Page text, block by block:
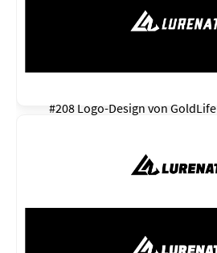
#208 Logo-Design von GoldLife